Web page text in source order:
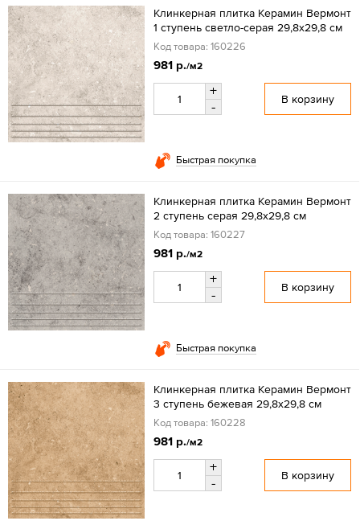
Клинкерная плитка Керамин Вермонт
1 ступень светло-серая 29,8х29,8 см
Код товара: 160226
981 р./м2
+
-
В корзину
Быстрая покупка
Клинкерная плитка Керамин Вермонт
2 ступень серая 29,8х29,8 см
Код товара: 160227
981 р./м2
+
-
В корзину
Быстрая покупка
Клинкерная плитка Керамин Вермонт
3 ступень бежевая 29,8х29,8 см
Код товара: 160228
981 р./м2
+
-
В корзину